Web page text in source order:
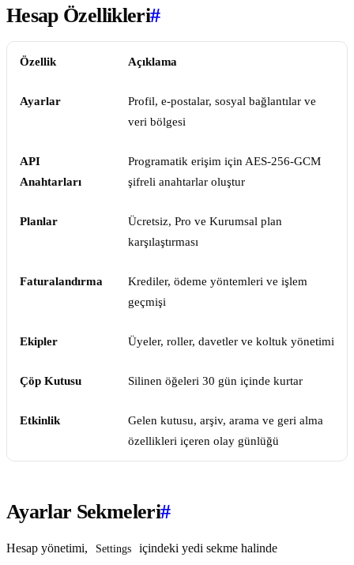
Hesap Özellikleri#
Özellik Açıklama
Ayarlar
Profil, e-postalar, sosyal bağlantılar ve
veri bölgesi
API
Anahtarları
Programatik erişim için AES-256-GCM
şifreli anahtarlar oluştur
Planlar
Ücretsiz, Pro ve Kurumsal plan
karşılaştırması
Faturalandırma
Krediler, ödeme yöntemleri ve işlem
geçmişi
Ekipler Üyeler, roller, davetler ve koltuk yönetimi
Çöp Kutusu Silinen öğeleri 30 gün içinde kurtar
Etkinlik
Gelen kutusu, arşiv, arama ve geri alma
özellikleri içeren olay günlüğü
Ayarlar Sekmeleri#
Hesap yönetimi, Settings
içindeki yedi sekme halinde